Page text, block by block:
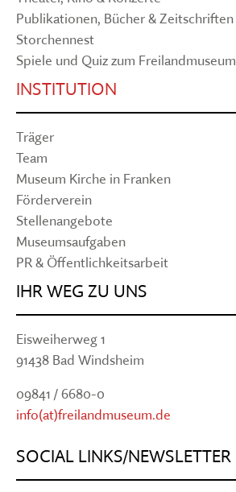
Publikationen, Bücher & Zeitschriften
Storchennest
Spiele und Quiz zum Freilandmuseum
INSTITUTION
Träger
Team
Museum Kirche in Franken
Förderverein
Stellenangebote
Museumsaufgaben
PR & Öffentlichkeitsarbeit
IHR WEG ZU UNS
Eisweiherweg 1
91438 Bad Windsheim
09841 / 6680-0
info(at)freilandmuseum.de
SOCIAL LINKS/NEWSLETTER